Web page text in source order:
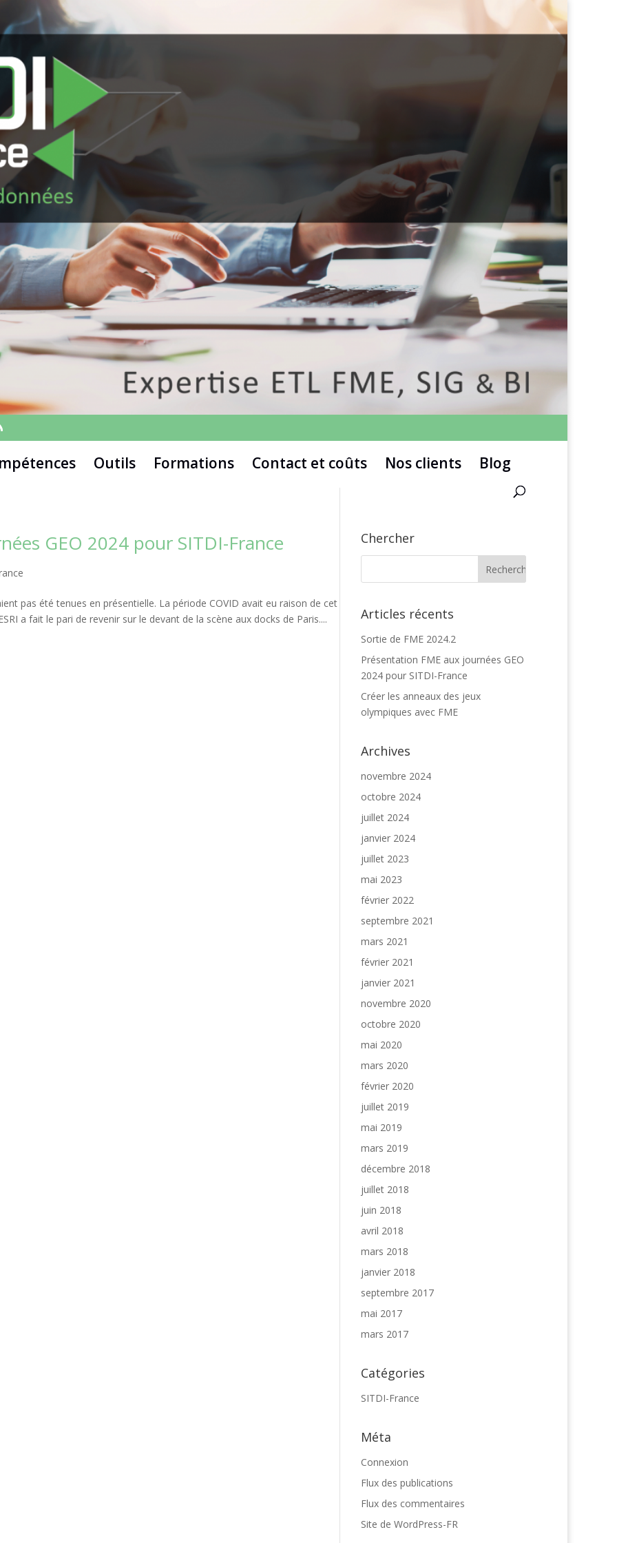
Outils Formations Contact et coûts Nos clients Blog
GEO 2024 pour SITDI-France
pas été tenues en présentielle. La période COVID avait eu raison de cet
a fait le pari de revenir sur le devant de la scène aux docks de Paris....
Chercher
Articles récents
Sortie de FME 2024.2
Présentation FME aux journées GEO
2024 pour SITDI-France
Créer les anneaux des jeux
olympiques avec FME
Archives
novembre 2024
octobre 2024
juillet 2024
janvier 2024
juillet 2023
mai 2023
février 2022
septembre 2021
mars 2021
février 2021
janvier 2021
novembre 2020
octobre 2020
mai 2020
mars 2020
février 2020
juillet 2019
mai 2019
mars 2019
décembre 2018
juillet 2018
juin 2018
avril 2018
mars 2018
janvier 2018
septembre 2017
mai 2017
mars 2017
Catégories
SITDI-France
Méta
Connexion
Flux des publications
Flux des commentaires
Site de WordPress-FR